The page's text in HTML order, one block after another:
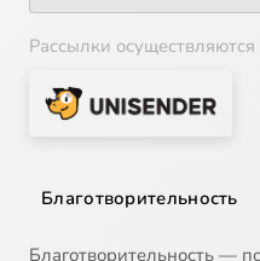
Рассылки
Благотворительность
Благотворительность —